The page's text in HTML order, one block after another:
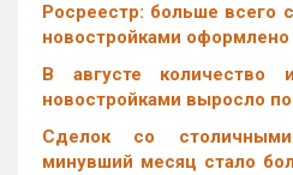
Росреестр: больше всего
новостройками
В августе количество
новостройками выросло
Cделок со
минувший месяц стало